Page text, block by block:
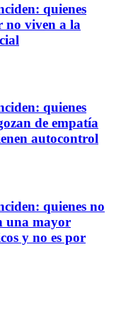
quienes
no viven a la
quienes
de empatía
autocontrol
quienes no
una mayor
y no es por